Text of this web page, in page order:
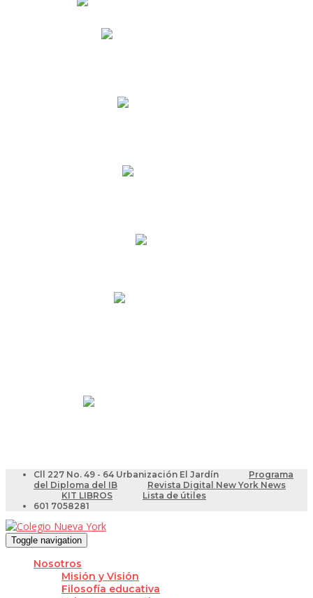
Cll 227 No. 49 - 64 Urbanización El Jardín
Programa
del Diploma del IB
Revista Digital New York News
KIT LIBROS
Lista de útiles
601 7058281
Toggle navigation
Nosotros
Misión y Visión
Filosofía educativa